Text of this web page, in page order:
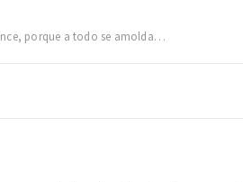
porque a todo se amolda…